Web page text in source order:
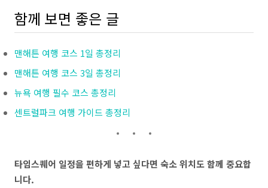
함께 보면 좋은 글
맨해튼 여행 코스 1일 총정리
맨해튼 여행 코스 3일 총정리
뉴욕 여행 필수 코스 총정리
센트럴파크 여행 가이드 총정리
타임스퀘어 일정을 편하게 넣고 싶다면 숙소 위치도 함께 중요합
니다.